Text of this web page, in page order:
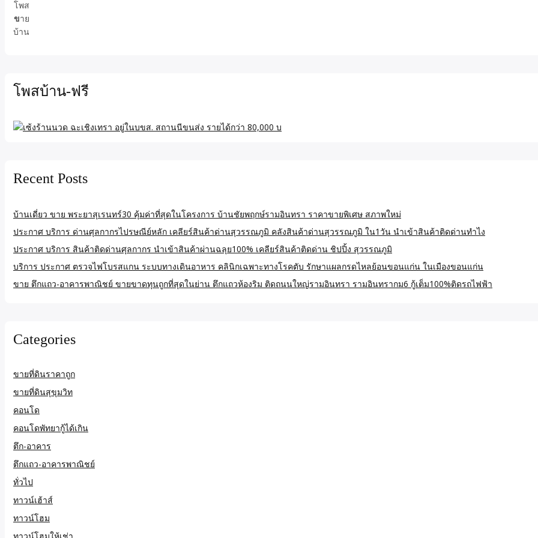
โพส
ขาย
บ้าน
โพสบ้าน-ฟรี
Recent Posts
บ้านเดี่ยว ขาย พระยาสุเรนทร์30 คุ้มค่าที่สุดในโครงการ บ้านชัยพฤกษ์รามอินทรา ราคาขายพิเศษ สภาพใหม่
ประกาศ บริการ ด่านศุลกากรไปรษณีย์หลัก เคลียร์สินค้าด่านสุวรรณภูมิ คลังสินค้าด่านสุวรรณภูมิ ใน1วัน นำเข้าสินค้าติดด่านทำไง
ประกาศ บริการ สินค้าติดด่านศุลกากร นำเข้าสินค้าผ่านฉลุย100% เคลียร์สินค้าติดด่าน ชิปปิ้ง สุวรรณภูมิ
บริการ ประกาศ ตรวจไฟโบรสแกน ระบบทางเดินอาหาร คลินิกเฉพาะทางโรคตับ รักษาแผลกรดไหลย้อนขอนแก่น ในเมืองขอนแก่น
ขาย ตึกแถว-อาคารพาณิชย์ ขายขาดทุนถูกที่สุดในย่าน ตึกแถวห้องริม ติดถนนใหญ่รามอินทรา รามอินทรากม6 กู้เต็ม100%ติดรถไฟฟ้า
Categories
ขายที่ดินราคาถูก
ขายที่ดินสุขุมวิท
คอนโด
คอนโดพัทยากู้ได้เกิน
ตึก-อาคาร
ตึกแถว-อาคารพาณิชย์
ทั่วไป
ทาวน์เฮ้าส์
ทาวน์โฮม
ทาวน์โฮมให้เช่า